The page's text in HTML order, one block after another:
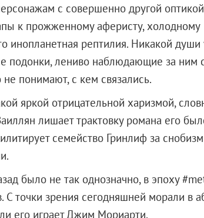
с совершенно другой
к прожженному аферисту, холодному
инопланетная рептилия. Никакой души
подонки, лениво наблюдающие за ним
понимают, с кем связались.
яркой отрицательной харизмой,
лишает трактовку романа его
семейство Гринлиф за снобизм
было не так однозначно, в эпоху
С точки зрения сегодняшней морали в
его играет Джим Мориарти.